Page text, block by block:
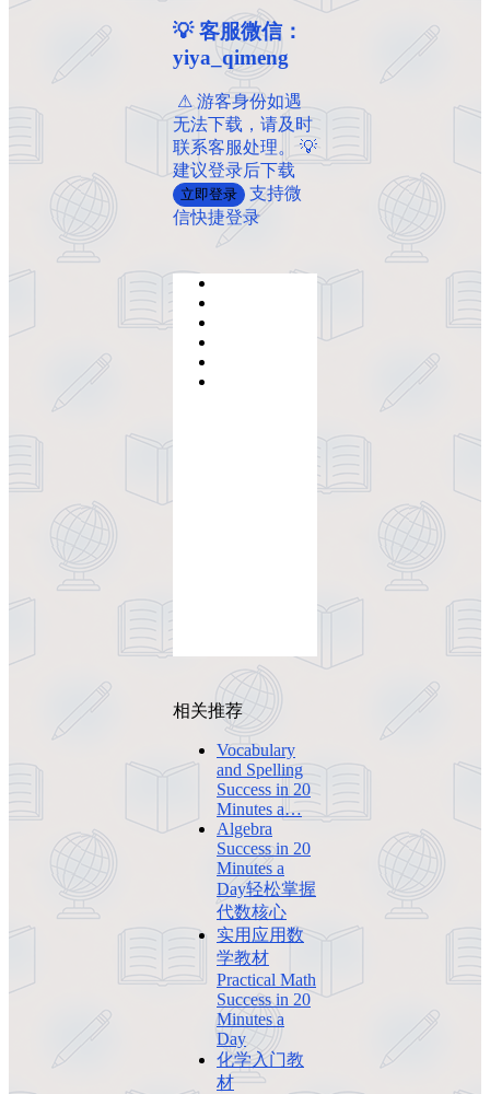
💡 客服微信：
yiya_qimeng
️ ️⚠ 游客身份如遇
无法下载，请及时
联系客服处理。 💡
建议登录后下载
立即登录
支持微
信快捷登录
相关推荐
Vocabulary
and Spelling
Success in 20
Minutes a…
Algebra
Success in 20
Minutes a
Day轻松掌握
代数核心
实用应用数
学教材
Practical Math
Success in 20
Minutes a
Day
化学入门教
材